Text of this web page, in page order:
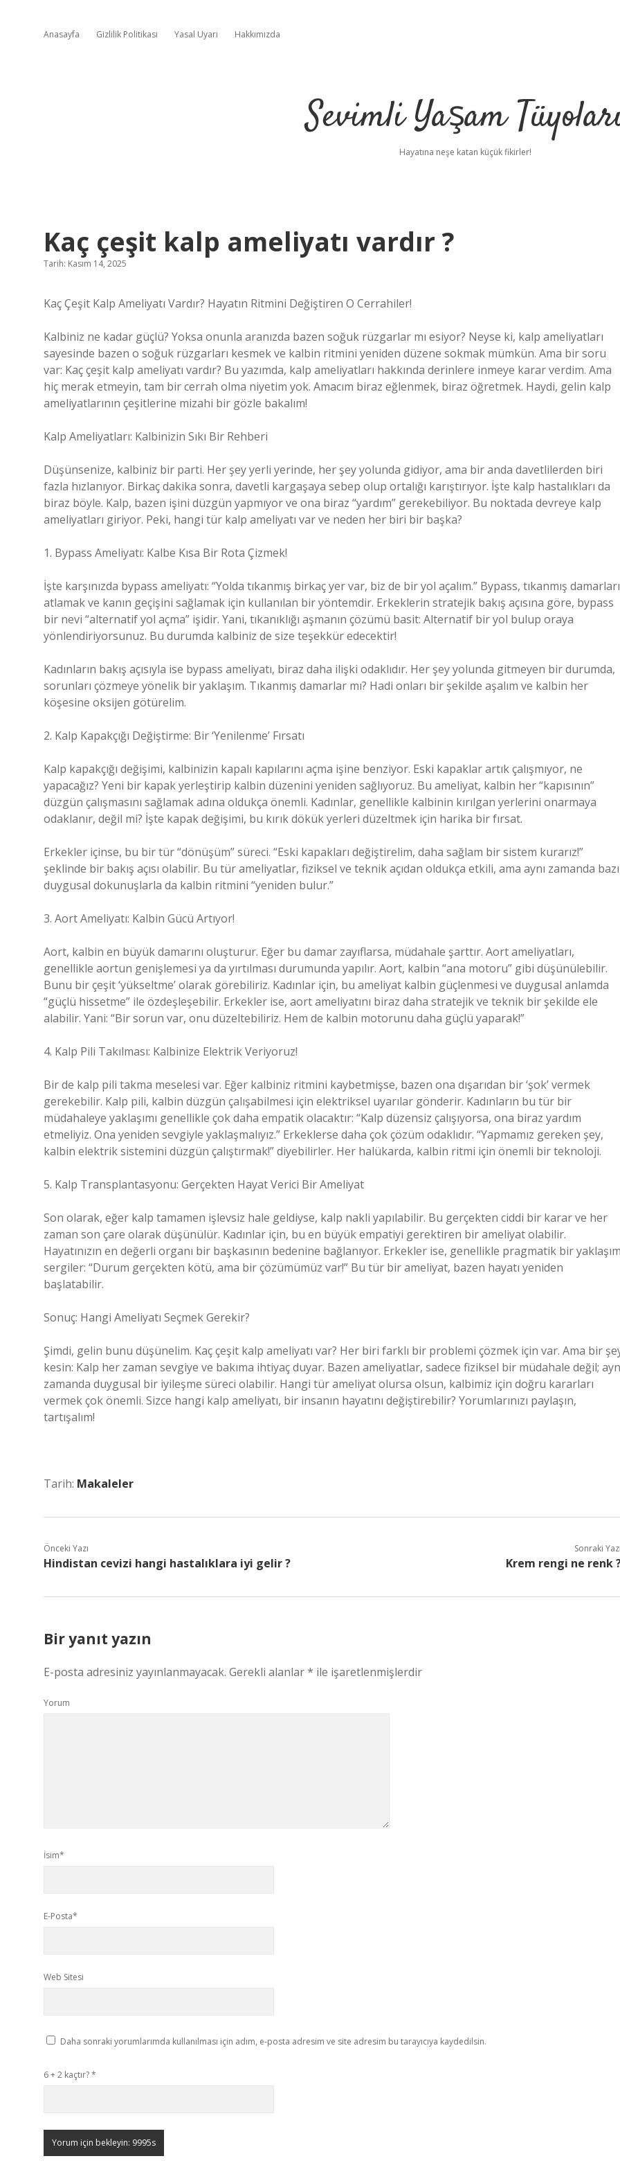
Anasayfa Gizlilik Politikası Yasal Uyarı Hakkımızda
Sevimli Yaşam
Hayatına neşe katan küçük fikirler!
Kaç çeşit kalp ameliyatı vardır ?
Tarih: Kasım 14, 2025
Kaç Çeşit Kalp Ameliyatı Vardır? Hayatın Ritmini Değiştiren O Cerrahiler!
Kalbiniz ne kadar güçlü? Yoksa onunla aranızda bazen soğuk rüzgarlar mı esiyor? Neyse ki, kalp ameliyatları
sayesinde bazen o soğuk rüzgarları kesmek ve kalbin ritmini yeniden düzene sokmak mümkün. Ama bir soru
var: Kaç çeşit kalp ameliyatı vardır? Bu yazımda, kalp ameliyatları hakkında derinlere inmeye karar verdim. Ama
hiç merak etmeyin, tam bir cerrah olma niyetim yok. Amacım biraz eğlenmek, biraz öğretmek. Haydi, gelin kalp
ameliyatlarının çeşitlerine mizahi bir gözle bakalım!
Kalp Ameliyatları: Kalbinizin Sıkı Bir Rehberi
Düşünsenize, kalbiniz bir parti. Her şey yerli yerinde, her şey yolunda gidiyor, ama bir anda davetlilerden biri
fazla hızlanıyor. Birkaç dakika sonra, davetli kargaşaya sebep olup ortalığı karıştırıyor. İşte kalp hastalıkları da
biraz böyle. Kalp, bazen işini düzgün yapmıyor ve ona biraz “yardım” gerekebiliyor. Bu noktada devreye kalp
ameliyatları giriyor. Peki, hangi tür kalp ameliyatı var ve neden her biri bir başka?
1. Bypass Ameliyatı: Kalbe Kısa Bir Rota Çizmek!
İşte karşınızda bypass ameliyatı: “Yolda tıkanmış birkaç yer var, biz de bir yol açalım.” Bypass, tıkanmış damarları
atlamak ve kanın geçişini sağlamak için kullanılan bir yöntemdir. Erkeklerin stratejik bakış açısına göre, bypass
bir nevi “alternatif yol açma” işidir. Yani, tıkanıklığı aşmanın çözümü basit: Alternatif bir yol bulup oraya
yönlendiriyorsunuz. Bu durumda kalbiniz de size teşekkür edecektir!
Kadınların bakış açısıyla ise bypass ameliyatı, biraz daha ilişki odaklıdır. Her şey yolunda gitmeyen bir durumda,
sorunları çözmeye yönelik bir yaklaşım. Tıkanmış damarlar mı? Hadi onları bir şekilde aşalım ve kalbin her
köşesine oksijen götürelim.
2. Kalp Kapakçığı Değiştirme: Bir ‘Yenilenme’ Fırsatı
Kalp kapakçığı değişimi, kalbinizin kapalı kapılarını açma işine benziyor. Eski kapaklar artık çalışmıyor, ne
yapacağız? Yeni bir kapak yerleştirip kalbin düzenini yeniden sağlıyoruz. Bu ameliyat, kalbin her “kapısının”
düzgün çalışmasını sağlamak adına oldukça önemli. Kadınlar, genellikle kalbinin kırılgan yerlerini onarmaya
odaklanır, değil mi? İşte kapak değişimi, bu kırık dökük yerleri düzeltmek için harika bir fırsat.
Erkekler içinse, bu bir tür “dönüşüm” süreci. “Eski kapakları değiştirelim, daha sağlam bir sistem kurarız!”
şeklinde bir bakış açısı olabilir. Bu tür ameliyatlar, fiziksel ve teknik açıdan oldukça etkili, ama aynı zamanda bazı
duygusal dokunuşlarla da kalbin ritmini “yeniden bulur.”
3. Aort Ameliyatı: Kalbin Gücü Artıyor!
Aort, kalbin en büyük damarını oluşturur. Eğer bu damar zayıflarsa, müdahale şarttır. Aort ameliyatları,
genellikle aortun genişlemesi ya da yırtılması durumunda yapılır. Aort, kalbin “ana motoru” gibi düşünülebilir.
Bunu bir çeşit ‘yükseltme’ olarak görebiliriz. Kadınlar için, bu ameliyat kalbin güçlenmesi ve duygusal anlamda
“güçlü hissetme” ile özdeşleşebilir. Erkekler ise, aort ameliyatını biraz daha stratejik ve teknik bir şekilde ele
alabilir. Yani: “Bir sorun var, onu düzeltebiliriz. Hem de kalbin motorunu daha güçlü yaparak!”
4. Kalp Pili Takılması: Kalbinize Elektrik Veriyoruz!
Bir de kalp pili takma meselesi var. Eğer kalbiniz ritmini kaybetmişse, bazen ona dışarıdan bir ‘şok’ vermek
gerekebilir. Kalp pili, kalbin düzgün çalışabilmesi için elektriksel uyarılar gönderir. Kadınların bu tür bir
müdahaleye yaklaşımı genellikle çok daha empatik olacaktır: “Kalp düzensiz çalışıyorsa, ona biraz yardım
etmeliyiz. Ona yeniden sevgiyle yaklaşmalıyız.” Erkeklerse daha çok çözüm odaklıdır. “Yapmamız gereken şey,
kalbin elektrik sistemini düzgün çalıştırmak!” diyebilirler. Her halükarda, kalbin ritmi için önemli bir teknoloji.
5. Kalp Transplantasyonu: Gerçekten Hayat Verici Bir Ameliyat
Son olarak, eğer kalp tamamen işlevsiz hale geldiyse, kalp nakli yapılabilir. Bu gerçekten ciddi bir karar ve her
zaman son çare olarak düşünülür. Kadınlar için, bu en büyük empatiyi gerektiren bir ameliyat olabilir.
Hayatınızın en değerli organı bir başkasının bedenine bağlanıyor. Erkekler ise, genellikle pragmatik bir yaklaşım
sergiler: “Durum gerçekten kötü, ama bir çözümümüz var!” Bu tür bir ameliyat, bazen hayatı yeniden
başlatabilir.
Sonuç: Hangi Ameliyatı Seçmek Gerekir?
Şimdi, gelin bunu düşünelim. Kaç çeşit kalp ameliyatı var? Her biri farklı bir problemi çözmek için var. Ama bir
kesin: Kalp her zaman sevgiye ve bakıma ihtiyaç duyar. Bazen ameliyatlar, sadece fiziksel bir müdahale değil;
zamanda duygusal bir iyileşme süreci olabilir. Hangi tür ameliyat olursa olsun, kalbimiz için doğru kararları
vermek çok önemli. Sizce hangi kalp ameliyatı, bir insanın hayatını değiştirebilir? Yorumlarınızı paylaşın,
tartışalım!
Tarih: Makaleler
Önceki Yazı
Hindistan cevizi hangi hastalıklara iyi gelir ?
Sonraki Yazı
Krem rengi ne renk
Bir yanıt yazın
E-posta adresiniz yayınlanmayacak. Gerekli alanlar* ile işaretlenmişlerdir
Yorum
İsim*
E-Posta*
Web Sitesi
Daha sonraki yorumlarımda kullanılması için adım, e-posta adresim ve site adresim bu tarayıcıya kaydedilsin.
6 + 2 kaçtır?*